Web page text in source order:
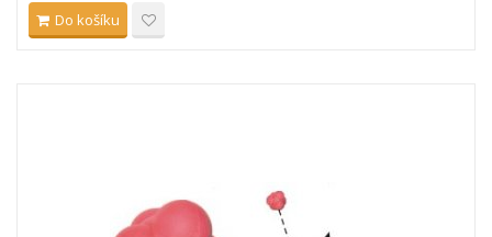
Do košíku